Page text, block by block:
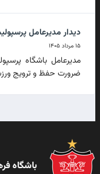
دیدار مدیرعامل
۱۵ مرداد ۱۴۰۵
مدیرعامل باشگاه
ضرورت حفظ و ترویج
باشگاه